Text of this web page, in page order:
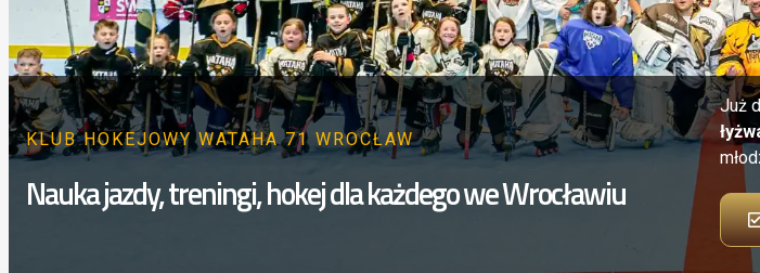
KLUB HOKEJOWY WATAHA 71 WROCŁAW
Nauka jazdy, treningi, hokej dla każdego we Wrocławiu
Już